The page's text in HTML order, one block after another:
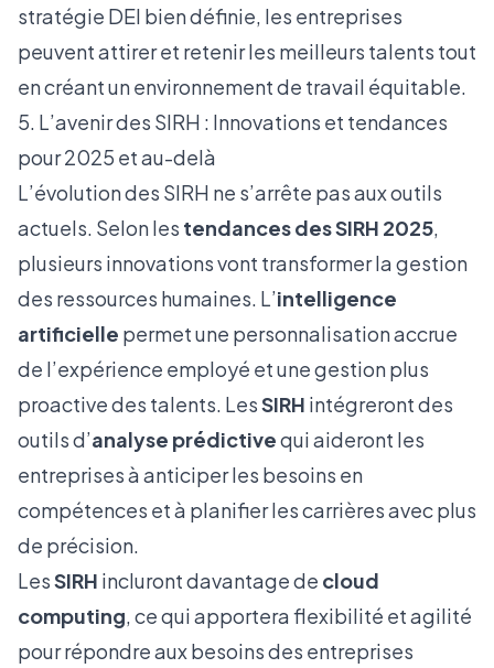
stratégie DEI bien définie, les entreprises
peuvent attirer et retenir les meilleurs talents tout
en créant un environnement de travail équitable.
5. L’avenir des SIRH : Innovations et tendances
pour 2025 et au-delà
L’évolution des SIRH ne s’arrête pas aux outils
actuels. Selon les tendances des SIRH 2025,
plusieurs innovations vont transformer la gestion
des ressources humaines. L’intelligence
artificielle permet une personnalisation accrue
de l’expérience employé et une gestion plus
proactive des talents. LesSIRH intégreront des
outils d’analyse prédictivequi aideront les
entreprises à anticiper les besoins en
compétences et à planifier les carrières avec plus
de précision.
LesSIRH incluront davantage de cloud
computing, ce qui apportera flexibilité et agilité
pour répondre aux besoins des entreprises